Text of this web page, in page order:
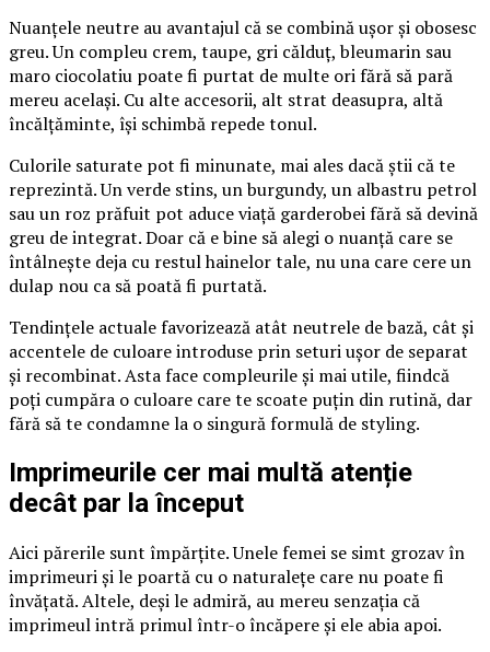
Nuanțele neutre au avantajul că se combină ușor și obosesc
greu. Un compleu crem, taupe, gri călduț, bleumarin sau
maro ciocolatiu poate fi purtat de multe ori fără să pară
mereu același. Cu alte accesorii, alt strat deasupra, altă
încălțăminte, își schimbă repede tonul.
Culorile saturate pot fi minunate, mai ales dacă știi că te
reprezintă. Un verde stins, un burgundy, un albastru petrol
sau un roz prăfuit pot aduce viață garderobei fără să devină
greu de integrat. Doar că e bine să alegi o nuanță care se
întâlnește deja cu restul hainelor tale, nu una care cere un
dulap nou ca să poată fi purtată.
Tendințele actuale favorizează atât neutrele de bază, cât și
accentele de culoare introduse prin seturi ușor de separat
și recombinat. Asta face compleurile și mai utile, fiindcă
poți cumpăra o culoare care te scoate puțin din rutină, dar
fără să te condamne la o singură formulă de styling.
Imprimeurile cer mai multă atenție
decât par la început
Aici părerile sunt împărțite. Unele femei se simt grozav în
imprimeuri și le poartă cu o naturalețe care nu poate fi
învățată. Altele, deși le admiră, au mereu senzația că
imprimeul intră primul într-o încăpere și ele abia apoi.